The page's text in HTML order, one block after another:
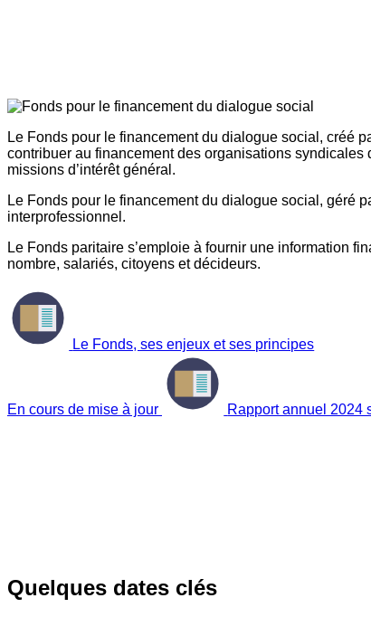
Le Fonds pour le financement du dialogue social, créé
contribuer au financement des organisations
missions d’intérêt général.
Le Fonds pour le financement du dialogue social, géré
interprofessionnel.
Le Fonds paritaire s’emploie à fournir une information
nombre, salariés, citoyens et décideurs.
Le Fonds, ses enjeux et ses principes
En cours de mise à jour Rapport annuel 2024
Quelques dates clés